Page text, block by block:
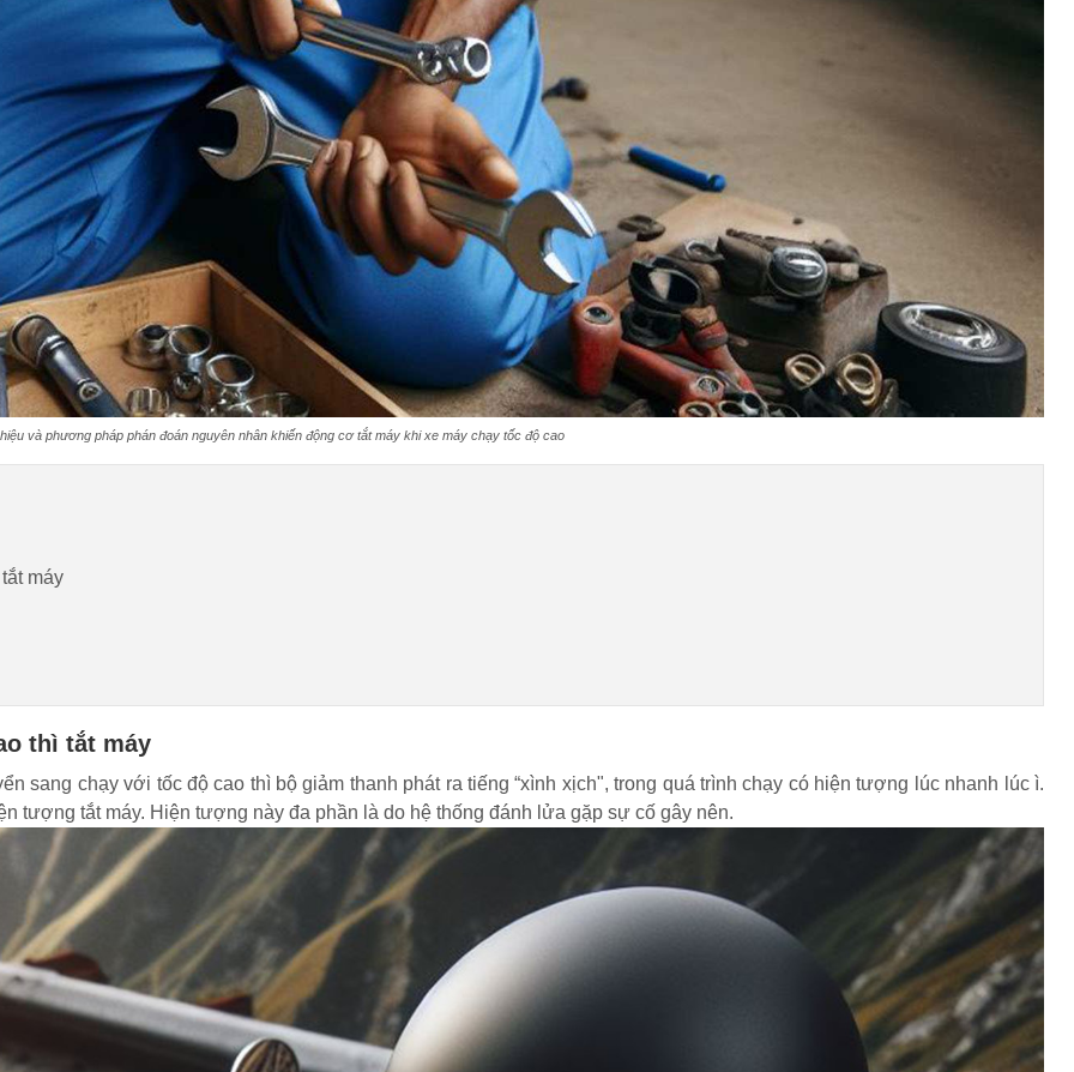
và phương pháp phán đoán nguyên nhân khiến động cơ tắt máy khi xe máy chạy tốc độ cao
máy
thì tắt máy
sang chạy với tốc độ cao thì bộ giảm thanh phát ra tiếng “xình xịch", trong quá trình chạy có hiện tượng lúc nhanh lúc ì.
tượng tắt máy. Hiện tượng này đa phần là do hệ thống đánh lửa gặp sự cố gây nên.